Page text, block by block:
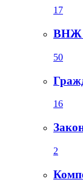
17
ВНЖ
50
16
2